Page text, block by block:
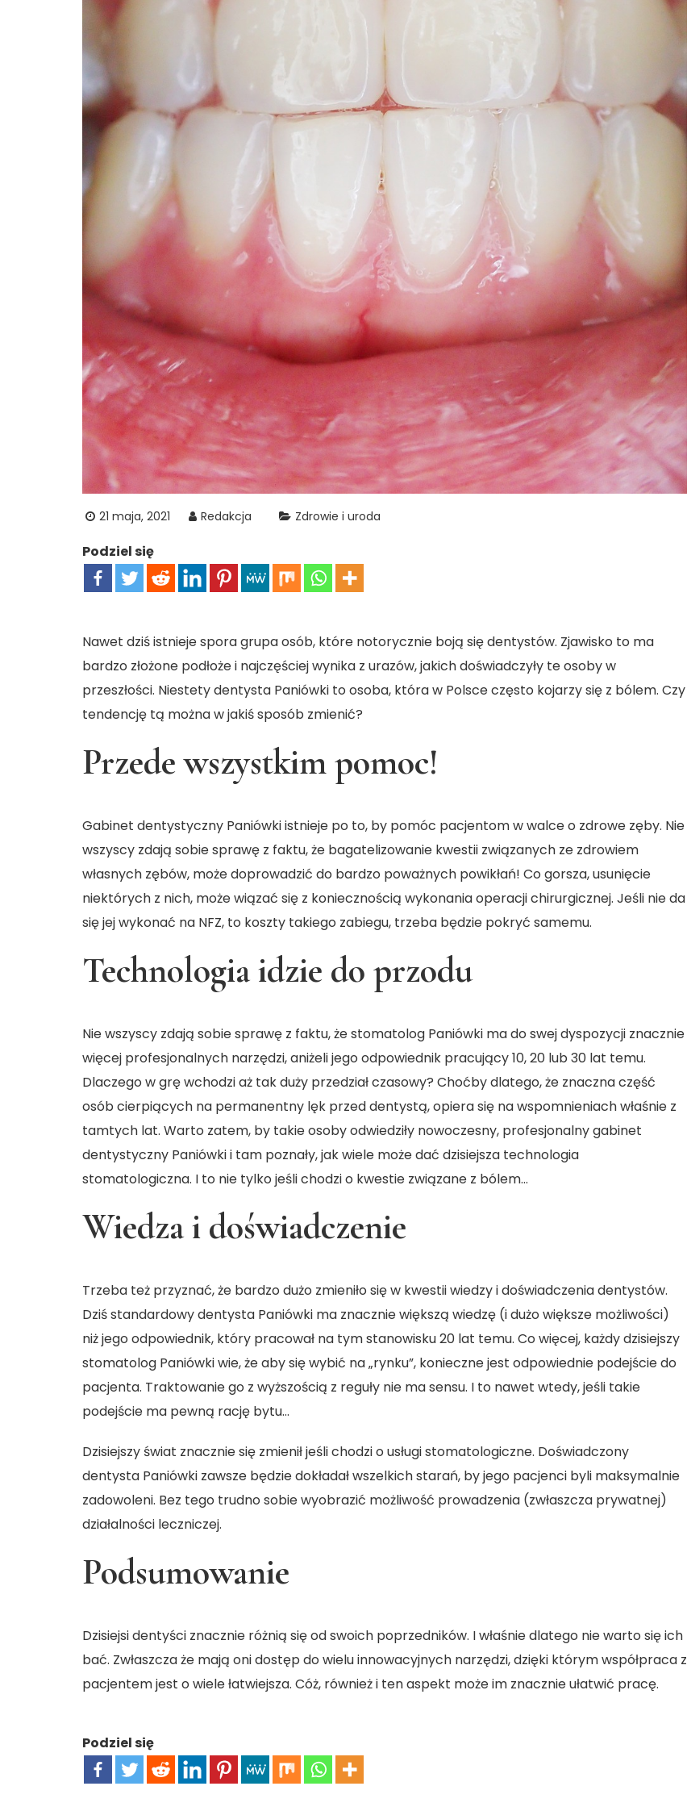
21 maja, 2021 Redakcja Zdrowie i uroda
Podziel się
Nawet dziś istnieje spora grupa osób, które notorycznie boją się dentystów. Zjawisko to ma
bardzo złożone podłoże i najczęściej wynika z urazów, jakich doświadczyły te osoby w
przeszłości. Niestety dentysta Paniówki to osoba, która w Polsce często kojarzy się z bólem. Czy
tendencję tą można w jakiś sposób zmienić?
Przede wszystkim pomoc!
Gabinet dentystyczny Paniówki istnieje po to, by pomóc pacjentom w walce o zdrowe zęby. Nie
wszyscy zdają sobie sprawę z faktu, że bagatelizowanie kwestii związanych ze zdrowiem
własnych zębów, może doprowadzić do bardzo poważnych powikłań! Co gorsza, usunięcie
niektórych z nich, może wiązać się z koniecznością wykonania operacji chirurgicznej. Jeśli nie da
się jej wykonać na NFZ, to koszty takiego zabiegu, trzeba będzie pokryć samemu.
Technologia idzie do przodu
Nie wszyscy zdają sobie sprawę z faktu, że stomatolog Paniówki ma do swej dyspozycji znacznie
więcej profesjonalnych narzędzi, aniżeli jego odpowiednik pracujący 10, 20 lub 30 lat temu.
Dlaczego w grę wchodzi aż tak duży przedział czasowy? Choćby dlatego, że znaczna część
osób cierpiących na permanentny lęk przed dentystą, opiera się na wspomnieniach właśnie z
tamtych lat. Warto zatem, by takie osoby odwiedziły nowoczesny, profesjonalny gabinet
dentystyczny Paniówki i tam poznały, jak wiele może dać dzisiejsza technologia
stomatologiczna. I to nie tylko jeśli chodzi o kwestie związane z bólem…
Wiedza i doświadczenie
Trzeba też przyznać, że bardzo dużo zmieniło się w kwestii wiedzy i doświadczenia dentystów.
Dziś standardowy dentysta Paniówki ma znacznie większą wiedzę (i dużo większe możliwości)
niż jego odpowiednik, który pracował na tym stanowisku 20 lat temu. Co więcej, każdy dzisiejszy
stomatolog Paniówki wie, że aby się wybić na „rynku”, konieczne jest odpowiednie podejście do
pacjenta. Traktowanie go z wyższością z reguły nie ma sensu. I to nawet wtedy, jeśli takie
podejście ma pewną rację bytu…
Dzisiejszy świat znacznie się zmienił jeśli chodzi o usługi stomatologiczne. Doświadczony
dentysta Paniówki zawsze będzie dokładał wszelkich starań, by jego pacjenci byli maksymalnie
zadowoleni. Bez tego trudno sobie wyobrazić możliwość prowadzenia (zwłaszcza prywatnej)
działalności leczniczej.
Podsumowanie
Dzisiejsi dentyści znacznie różnią się od swoich poprzedników. I właśnie dlatego nie warto się ich
bać. Zwłaszcza że mają oni dostęp do wielu innowacyjnych narzędzi, dzięki którym współpraca z
pacjentem jest o wiele łatwiejsza. Cóż, również i ten aspekt może im znacznie ułatwić pracę.
Podziel się